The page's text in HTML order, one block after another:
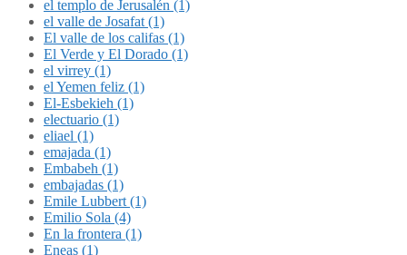
el templo de Jerusalén (1)
el valle de Josafat (1)
El valle de los califas (1)
El Verde y El Dorado (1)
el virrey (1)
el Yemen feliz (1)
El-Esbekieh (1)
electuario (1)
eliael (1)
emajada (1)
Embabeh (1)
embajadas (1)
Emile Lubbert (1)
Emilio Sola (4)
En la frontera (1)
Eneas (1)